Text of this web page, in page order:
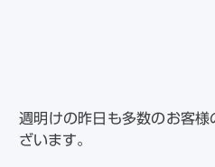
週明けの昨日も多数のお客
ざいます。